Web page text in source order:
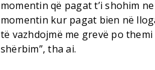
momentin që pagat t’i shohim
momentin kur pagat bien në
të vazhdojmë me grevë po
shërbim”, tha ai.